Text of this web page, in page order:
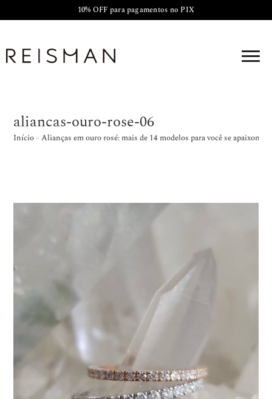
10% OFF para pagamentos no PIX
aliancas-ouro-rose-06
Início »Alianças em ouro rosé: mais de 14 modelos para você se apaixonar!